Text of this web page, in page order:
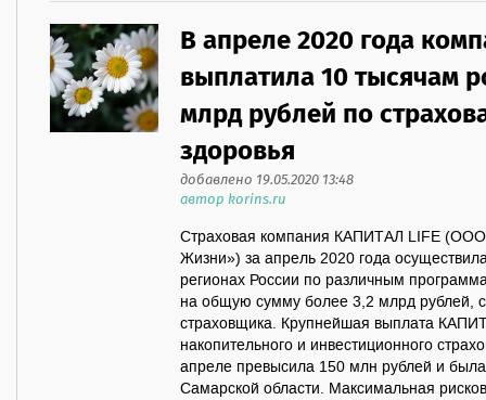
В апреле 2020 года
выплатила 10 тысячам
млрд рублей по
здоровья
добавлено 19.05.2020 13:48
автор korins.ru
Страховая компания КАПИТАЛ LIFE
Жизни») за апрель 2020 года
регионах России по различным
на общую сумму более 3,2 млрд рублей,
страховщика. Крупнейшая выплата
накопительного и инвестиционного
апреле превысила 150 млн рублей и
Самарской области. Максимальная